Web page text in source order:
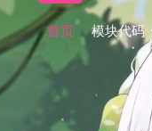
首页 模块代码